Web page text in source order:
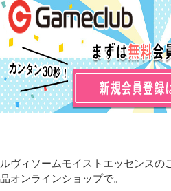
ルヴィソームモイストエッセンスの
品オンラインショップで。